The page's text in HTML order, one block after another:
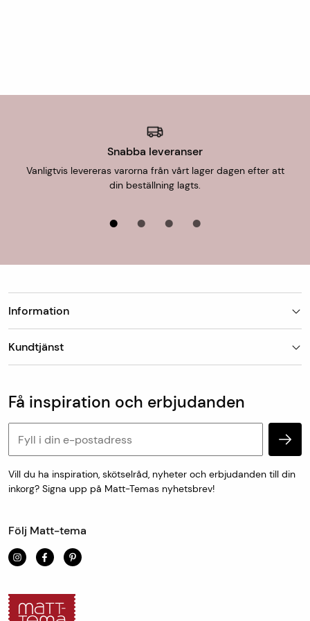
passar.
Mått- och specialtillverkade varor skickas från oss inom
För uthämtning i butik är leveranstiden 1-7 dagar.
Snabba leveranser
Vanligtvis levereras varorna från vårt lager dagen efter att
din beställning lagts.
Information
Om Matt-Tema
Vanliga frågor
Kundtjänst
Köp & leveransvillkor
Retur & reklamation
Personuppgifter och cookies
Få inspiration och erbjudanden
Vill du ha inspiration, skötselråd, nyheter och erbjudanden till din
inkorg? Signa upp på Matt-Temas nyhetsbrev!
Följ Matt-tema